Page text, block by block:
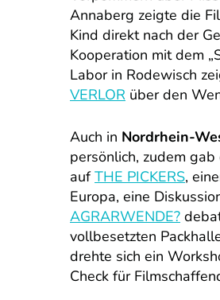
Annaberg zeigte die
Kind direkt nach der
Kooperation mit dem
Labor in Rodewisch
VERLOR über den
Auch in Nordrhein-
persönlich, zudem
aufTHE PICKERS,
Europa, eine
AGRARWENDE?
vollbesetzten
drehte sich ein
Check für